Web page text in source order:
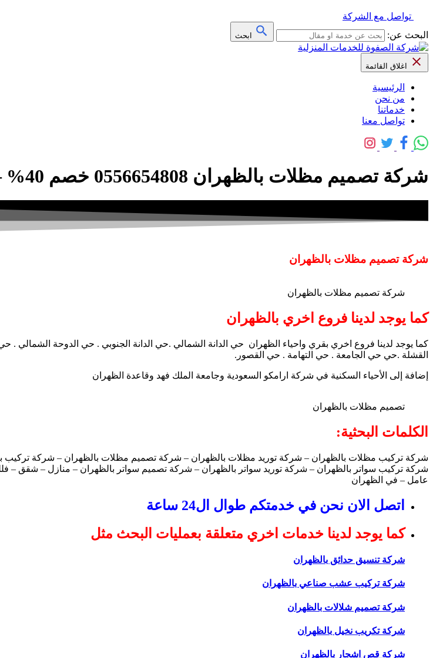
تواصل مع الشركة
البحث عن:
ابحث
اغلاق القائمة
الرئيسية
من نحن
خدماتنا
تواصل معنا
شركة تصميم مظلات بالظهران 0556654808 خصم 40% – الصفوة
شركة تصميم مظلات بالظهران
شركة تصميم مظلات بالظهران
كما يوجد لدينا فروع اخري بالظهران
كما يوجد لدينا فروع اخري بقري واحياء الظهران حي الدانة الشمالي .حي الدانة الجنوبي . حي الدوحة
القشلة .حي حي الجامعة . حي التهامة . حي القصور.
إضافة إلى الأحياء السكنية في شركة ارامكو السعودية وجامعة الملك فهد وقاعدة الظهران
تصميم مظلات بالظهران
الكلمات البحثية:
شركة تركيب مظلات بالظهران – شركة توريد مظلات بالظهران – شركة تصميم مظلات بالظهران – شركة تركيب
شركة تركيب سواتر بالظهران – شركة توريد سواتر بالظهران – شركة تصميم سواتر بالظهران – منازل – شقق –
عامل – في الظهران
اتصل الان نحن في خدمتكم طوال ال24 ساعة
كما يوجد لدينا خدمات اخري متعلقة بعمليات البحث مثل
شركة تنسيق حدائق بالظهران
شركة تركيب عشب صناعي بالظهران
شركة تصميم شلالات بالظهران
شركة تكريب نخيل بالظهران
شركة قص اشجار بالظهران